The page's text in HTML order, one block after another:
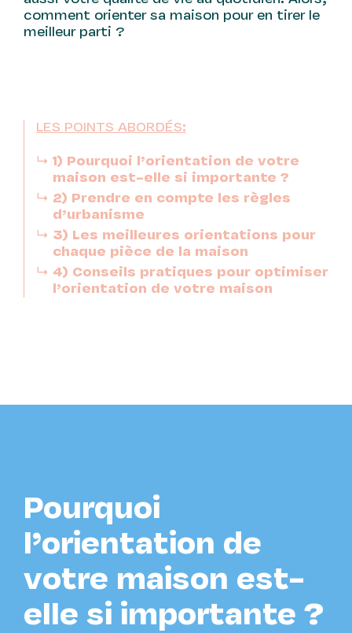
comment orienter sa maison pour en tirer le
meilleur parti ?
LES POINTS ABORDÉS:
1) Pourquoi l’orientation de votre
maison est-elle si importante ?
2) Prendre en compte les règles
d’urbanisme
3) Les meilleures orientations pour
chaque pièce de la maison
4) Conseils pratiques pour optimiser
l’orientation de votre maison
Pourquoi
l’orientation de
votre maison est-
elle si importante ?